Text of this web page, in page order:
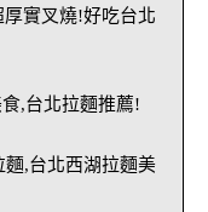
實叉燒!好吃台北
,台北拉麵推薦!
,台北西湖拉麵美